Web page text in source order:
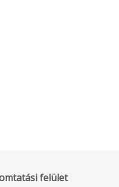
felület